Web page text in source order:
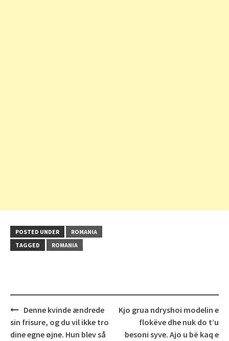
POSTED UNDER
ROMANIA
TAGGED
ROMANIA
Post
navigation
Denne kvinde ændrede
sin frisure, og du vil ikke tro
dine egne øjne. Hun blev så
Kjo grua ndryshoi modelin e
flokëve dhe nuk do t’u
besoni syve. Ajo u bë kaq e